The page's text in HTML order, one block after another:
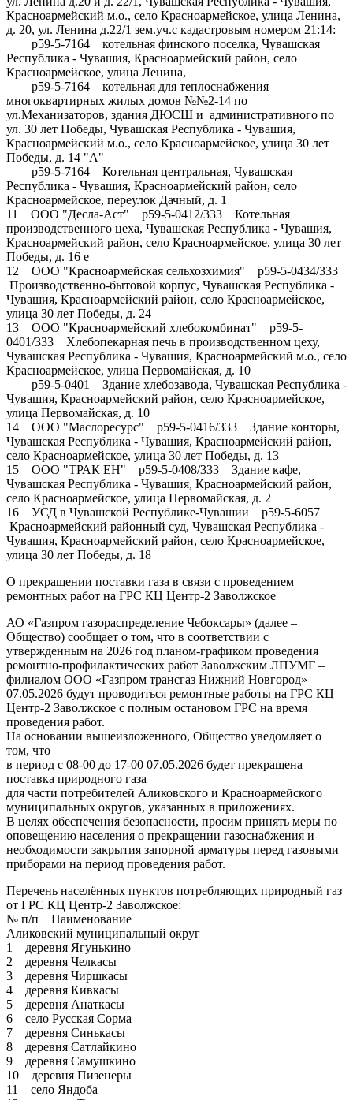
Красноармейский м.о., село Красноармейское, улица Ленина,
д. 20, ул. Ленина д.22/1 зем.уч.с кадастровым номером 21:14:
р59-5-7164 котельная финского поселка, Чувашская
Республика - Чувашия, Красноармейский район, село
Красноармейское, улица Ленина,
р59-5-7164 котельная для теплоснабжения
многоквартирных жилых домов №№2-14 по
ул.Механизаторов, здания ДЮСШ и административного по
ул. 30 лет Победы, Чувашская Республика - Чувашия,
Красноармейский м.о., село Красноармейское, улица 30 лет
Победы, д. 14 "А"
р59-5-7164 Котельная центральная, Чувашская
Республика - Чувашия, Красноармейский район, село
Красноармейское, переулок Дачный, д. 1
11 ООО "Десла-Аст" р59-5-0412/333 Котельная
производственного цеха, Чувашская Республика - Чувашия,
Красноармейский район, село Красноармейское, улица 30 лет
Победы, д. 16 е
12 ООО "Красноармейская сельхозхимия" р59-5-0434/333
Производственно-бытовой корпус, Чувашская Республика -
Чувашия, Красноармейский район, село Красноармейское,
улица 30 лет Победы, д. 24
13 ООО "Красноармейский хлебокомбинат" р59-5-
0401/333 Хлебопекарная печь в производственном цеху,
Чувашская Республика - Чувашия, Красноармейский м.о., село
Красноармейское, улица Первомайская, д. 10
р59-5-0401 Здание хлебозавода, Чувашская Республика -
Чувашия, Красноармейский район, село Красноармейское,
улица Первомайская, д. 10
14 ООО "Маслоресурс" р59-5-0416/333 Здание конторы,
Чувашская Республика - Чувашия, Красноармейский район,
село Красноармейское, улица 30 лет Победы, д. 13
15 ООО "ТРАК ЕН" р59-5-0408/333 Здание кафе,
Чувашская Республика - Чувашия, Красноармейский район,
село Красноармейское, улица Первомайская, д. 2
16 УСД в Чувашской Республике-Чувашии р59-5-6057
Красноармейский районный суд, Чувашская Республика -
Чувашия, Красноармейский район, село Красноармейское,
улица 30 лет Победы, д. 18
О прекращении поставки газа в связи с проведением
ремонтных работ на ГРС КЦ Центр-2 Заволжское
АО «Газпром газораспределение Чебоксары» (далее –
Общество) сообщает о том, что в соответствии с
утвержденным на 2026 год планом-графиком проведения
ремонтно-профилактических работ Заволжским ЛПУМГ –
филиалом ООО «Газпром трансгаз Нижний Новгород»
07.05.2026 будут проводиться ремонтные работы на ГРС КЦ
Центр-2 Заволжское с полным остановом ГРС на время
проведения работ.
На основании вышеизложенного, Общество уведомляет о
том, что
в период с 08-00 до 17-00 07.05.2026 будет прекращена
поставка природного газа
для части потребителей Аликовского и Красноармейского
муниципальных округов, указанных в приложениях.
В целях обеспечения безопасности, просим принять меры по
оповещению населения о прекращении газоснабжения и
необходимости закрытия запорной арматуры перед газовыми
приборами на период проведения работ.
Перечень населённых пунктов потребляющих природный газ
от ГРС КЦ Центр-2 Заволжское:
№ п/п Наименование
Аликовский муниципальный округ
1 деревня Ягунькино
2 деревня Челкасы
3 деревня Чиршкасы
4 деревня Кивкасы
5 деревня Анаткасы
6 село Русская Сорма
7 деревня Синькасы
8 деревня Сатлайкино
9 деревня Самушкино
10 деревня Пизенеры
11 село Яндоба